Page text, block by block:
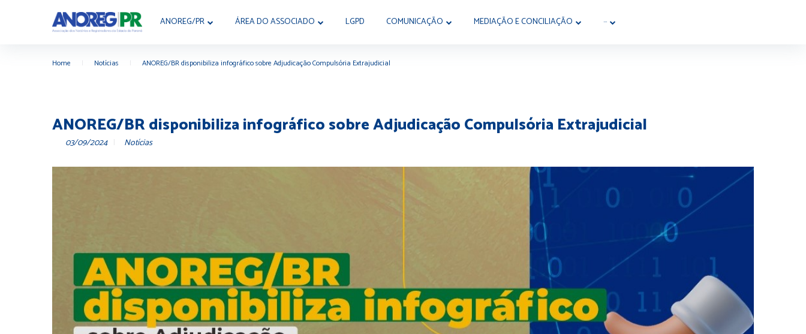
ANOREG/PR ÁREA DO ASSOCIADO LGPD COMUNICAÇÃO MEDIAÇÃO E CONCILIAÇÃO ···
Home Notícias ANOREG/BR disponibiliza infográfico sobre Adjudicação Compulsória Extrajudicial
ANOREG/BR disponibiliza infográfico sobre Adjudicação Compulsória Extrajudicial
03/09/2024 Notícias